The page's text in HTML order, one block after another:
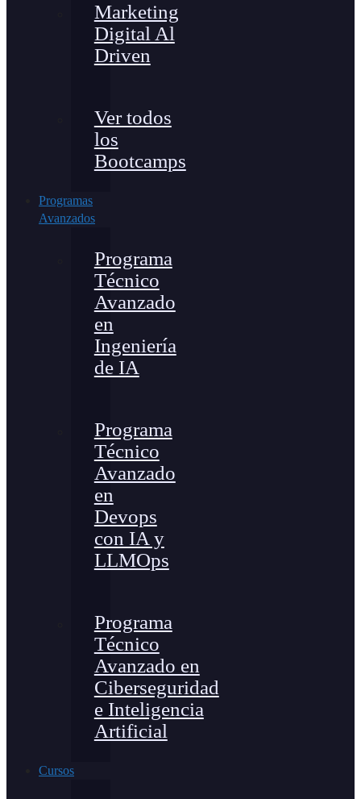
Marketing
Digital Al
Driven
Ver todos
los
Bootcamps
Programas
Avanzados
Programa
Técnico
Avanzado
en
Ingeniería
de IA
Programa
Técnico
Avanzado
en
Devops
con IA y
LLMOps
Programa
Técnico
Avanzado en
Ciberseguridad
e Inteligencia
Artificial
Cursos